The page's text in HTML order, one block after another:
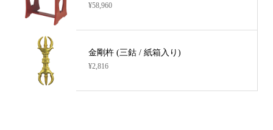
¥58,960
金剛杵 (三鈷 / 紙箱入り)
¥2,816